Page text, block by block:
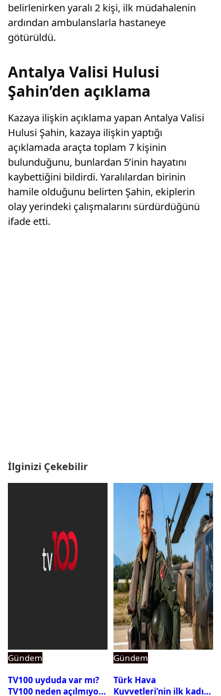
belirlenirken yaralı 2 kişi, ilk müdahalenin
ardından ambulanslarla hastaneye
götürüldü.
Antalya Valisi Hulusi
Şahin’den açıklama
Kazaya ilişkin açıklama yapan Antalya Valisi
Hulusi Şahin, kazaya ilişkin yaptığı
açıklamada araçta toplam 7 kişinin
bulunduğunu, bunlardan 5’inin hayatını
kaybettiğini bildirdi. Yaralılardan birinin
hamile olduğunu belirten Şahin, ekiplerin
olay yerindeki çalışmalarını sürdürdüğünü
ifade etti.
İlginizi Çekebilir
Gündem
TV100 uyduda var mı?
TV100 neden açılmıyor?
Gündem
Türk Hava
Kuvvetleri’nin ilk kadın